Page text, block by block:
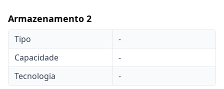
Armazenamento 2
Tipo
-
Capacidade
-
Tecnologia
-